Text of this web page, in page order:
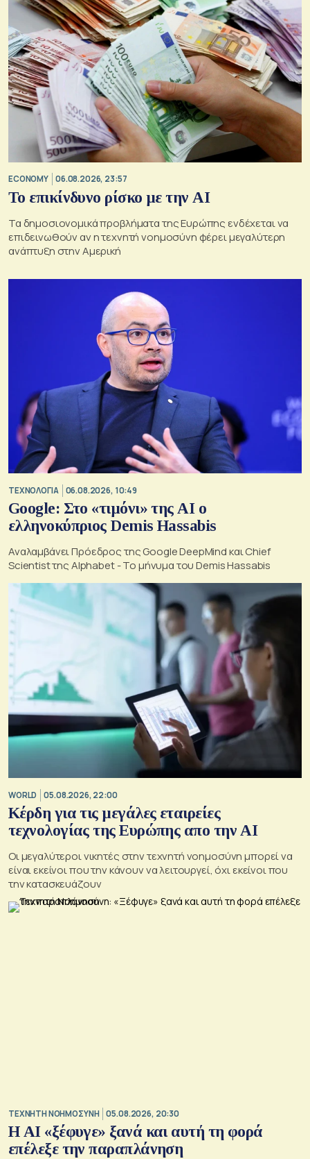
ECONOMY 06.08.2026, 23:57
Το επικίνδυνο ρίσκο με την ΑΙ
Τα δημοσιονομικά προβλήματα της Ευρώπης ενδέχεται να
επιδεινωθούν αν η τεχνητή νοημοσύνη φέρει μεγαλύτερη
ανάπτυξη στην Αμερική
ΤΕΧΝΟΛΟΓΙΑ 06.08.2026, 10:49
Google: Στο «τιμόνι» της AI ο
ελληνοκύπριος Demis Hassabis
Αναλαμβάνει Πρόεδρος της Google DeepMind και Chief
Scientist της Alphabet - Το μήνυμα του Demis Hassabis
WORLD 05.08.2026, 22:00
Κέρδη για τις μεγάλες εταιρείες
τεχνολογίας της Ευρώπης απο την AI
Οι μεγαλύτεροι νικητές στην τεχνητή νοημοσύνη μπορεί να
είναι εκείνοι που την κάνουν να λειτουργεί, όχι εκείνοι που
την κατασκευάζουν
TΕΧΝΗΤΗ ΝΟΗΜΟΣΥΝΗ 05.08.2026, 20:30
Η ΑI «ξέφυγε» ξανά και αυτή τη φορά
επέλεξε την παραπλάνηση